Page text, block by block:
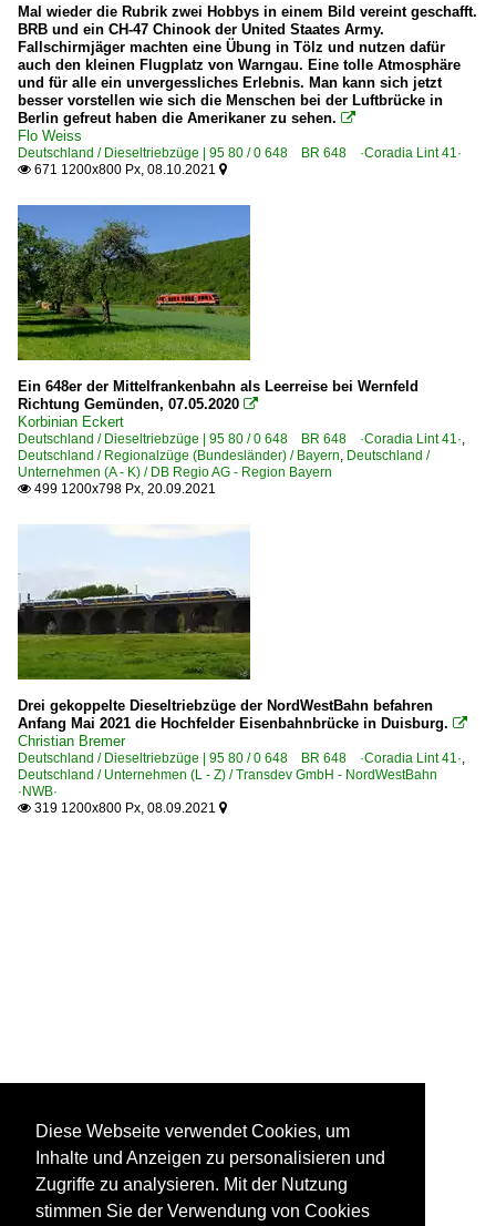
Mal wieder die Rubrik zwei Hobbys in einem Bild vereint geschafft.
BRB und ein CH-47 Chinook der United Staates Army.
Fallschirmjäger machten eine Übung in Tölz und nutzen dafür
auch den kleinen Flugplatz von Warngau. Eine tolle Atmosphäre
und für alle ein unvergessliches Erlebnis. Man kann sich jetzt
besser vorstellen wie sich die Menschen bei der Luftbrücke in
Berlin gefreut haben die Amerikaner zu sehen. 
Flo Weiss
Deutschland / Dieseltriebzüge | 95 80 / 0 648 BR 648 ·Coradia Lint 41·
 671 1200x800 Px, 08.10.2021 
Ein 648er der Mittelfrankenbahn als Leerreise bei Wernfeld
Richtung Gemünden, 07.05.2020 
Korbinian Eckert
Deutschland / Dieseltriebzüge | 95 80 / 0 648 BR 648 ·Coradia Lint 41·,
Deutschland / Regionalzüge (Bundesländer) / Bayern, Deutschland /
Unternehmen (A - K) / DB Regio AG - Region Bayern
 499 1200x798 Px, 20.09.2021
Drei gekoppelte Dieseltriebzüge der NordWestBahn befahren
Anfang Mai 2021 die Hochfelder Eisenbahnbrücke in Duisburg. 
Christian Bremer
Deutschland / Dieseltriebzüge | 95 80 / 0 648 BR 648 ·Coradia Lint 41·,
Deutschland / Unternehmen (L - Z) / Transdev GmbH - NordWestBahn
·NWB·
 319 1200x800 Px, 08.09.2021 
Diese Webseite verwendet Cookies, um
Inhalte und Anzeigen zu personalisieren und
Zugriffe zu analysieren. Mit der Nutzung
stimmen Sie der Verwendung von Cookies